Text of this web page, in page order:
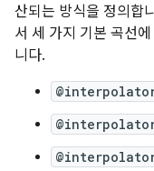
산되는 방식을 정의합
서 세 가지 기본 곡선
니다.